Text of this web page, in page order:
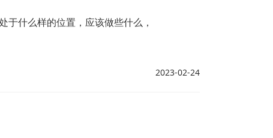
什么样的位置，应该做些什么，
2023-02-24